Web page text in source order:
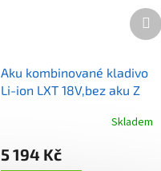
Aku kombinované kladivo
Li-ion LXT 18V,bez aku Z
produktu
Skladem
5 194 Kč